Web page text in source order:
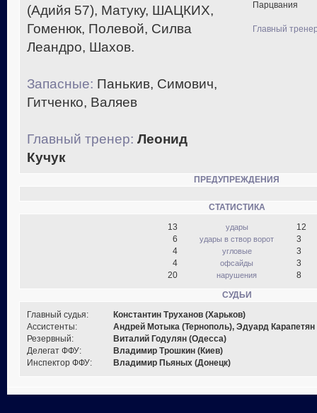
(Адийя 57), Матуку, ШАЦКИХ,
Гоменюк, Полевой, Силва
Леандро, Шахов.
Запасные: Панькив, Симович,
Гитченко, Валяев
Главный тренер: Леонид
Кучук
Парцвания
Главный
ПРЕДУПРЕЖДЕНИЯ
СТАТИСТИКА
13
6
4
4
20
удары
удары в створ ворот
угловые
офсайды
нарушения
12
3
3
3
8
СУДЬИ
Главный судья:
Ассистенты:
Резервный:
Делегат ФФУ:
Инспектор ФФУ:
Константин Труханов (Харьков)
Андрей Мотыка (Тернополь), Эдуард Карапетян
Виталий Годулян (Одесса)
Владимир Трошкин (Киев)
Владимир Пьяных (Донецк)